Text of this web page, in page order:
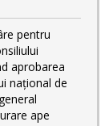
pentru
aprobarea
național de
ape